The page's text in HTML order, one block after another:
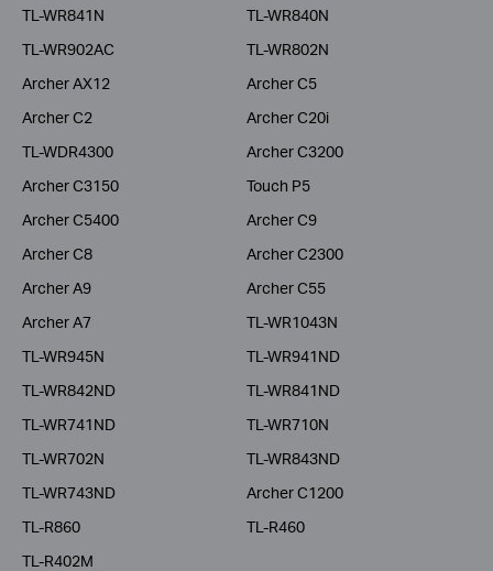
TL-WR841N
TL-WR840N
TL-WR902AC
TL-WR802N
Archer AX12
Archer C5
Archer C2
Archer C20i
TL-WDR4300
Archer C3200
Archer C3150
Touch P5
Archer C5400
Archer C9
Archer C8
Archer C2300
Archer A9
Archer C55
Archer A7
TL-WR1043N
TL-WR945N
TL-WR941ND
TL-WR842ND
TL-WR841ND
TL-WR741ND
TL-WR710N
TL-WR702N
TL-WR843ND
TL-WR743ND
Archer C1200
TL-R860
TL-R460
TL-R402M